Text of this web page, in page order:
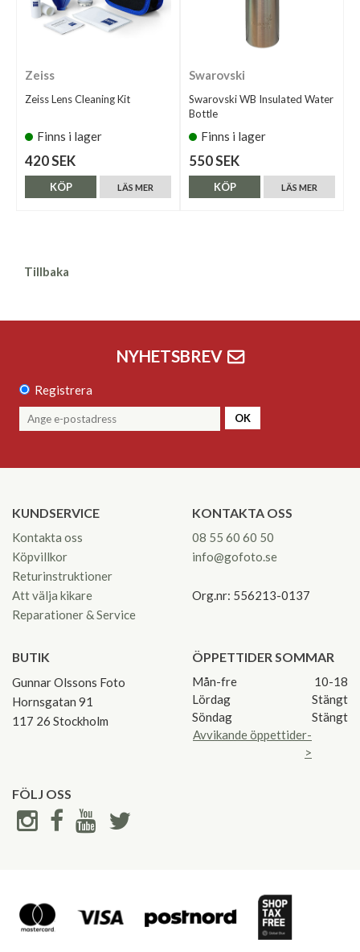
Zeiss
Zeiss Lens Cleaning Kit
Finns i lager
420 SEK
LÄS MER
KÖP
Swarovski
Swarovski WB Insulated Water
Bottle
Finns i lager
550 SEK
LÄS MER
KÖP
Tillbaka
NYHETSBREV
Registrera
OK
KUNDSERVICE
Kontakta oss
Köpvillkor
Returinstruktioner
Att välja kikare
Reparationer & Service
KONTAKTA OSS
08 55 60 60 50
info@gofoto.se
Org.nr: 556213-0137
BUTIK
Gunnar Olssons Foto
Hornsgatan 91
117 26 Stockholm
ÖPPETTIDER SOMMAR
Mån-fre
10-18
Lördag
Stängt
Söndag
Stängt
Avvikande öppettider-
>
FÖLJ OSS